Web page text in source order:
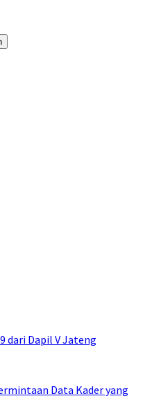
dari Dapil V Jateng
Data Kader yang